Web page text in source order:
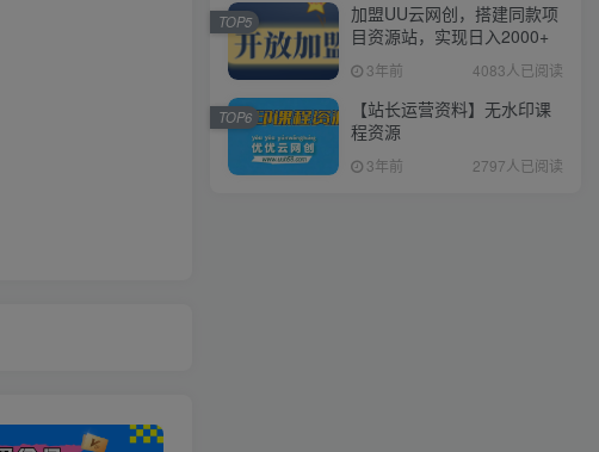
加盟UU云网创，搭建同款项
目资源站，实现日入2000+
3年前 4083人已阅读
TOP5
【站长运营资料】无水印课
程资源
3年前 2797人已阅读
TOP6